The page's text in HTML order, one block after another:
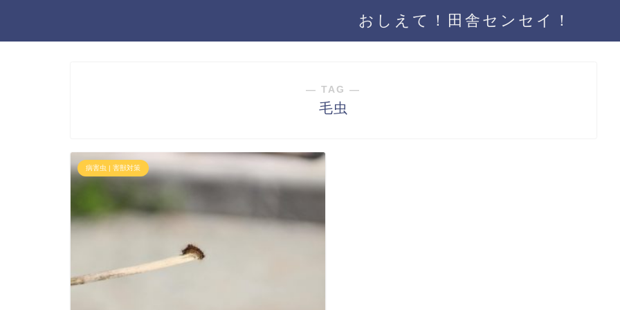
おしえて！田舎センセイ！
― TAG ―
毛虫
病害虫 | 害獣対策